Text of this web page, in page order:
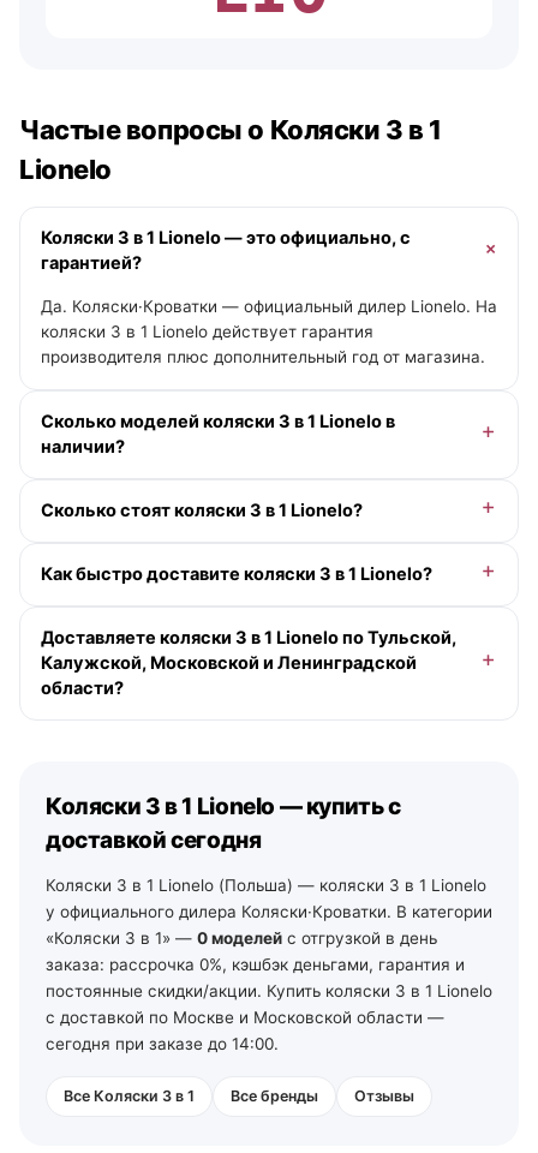
Частые вопросы о Коляски 3 в 1
Lionelo
Коляски 3 в 1 Lionelo — это официально, с
гарантией?
Да. Коляски·Кроватки — официальный дилер Lionelo. На
коляски 3 в 1 Lionelo действует гарантия
производителя плюс дополнительный год от магазина.
Сколько моделей коляски 3 в 1 Lionelo в
наличии?
Актуальные цены и помощь с выбором — у менеджера
Сколько стоят коляски 3 в 1 Lionelo?
деньгами. Точную цену под вашу комплектацию
Как быстро доставите коляски 3 в 1 Lionelo?
13:00 в будний день доставим сегодня (если в
наличии), позже — на ближайший рабочий день,
бесплатно от 10 000 ₽ в пределах МКАД. По Санкт-
Доставляете коляски 3 в 1 Lionelo по Тульской,
Калужской, Московской и Ленинградской
области?
Дзержинского, 35): самовывоз из зала на следующий
день после подтверждения заказа, доставка по городу
— от 490 ₽, по области — уточняйте у менеджеров. По
Ленинградской области — от 2 рабочих дней со своего
склада в Санкт-Петербурге (тел. +7 (812) 213-31-35).
Коляски 3 в 1 Lionelo — купить с
доставкой сегодня
Коляски 3 в 1 Lionelo (Польша) — коляски 3 в 1 Lionelo
у официального дилера Коляски·Кроватки. В категории
«Коляски 3 в 1» — 0 моделей с отгрузкой в день
заказа: рассрочка 0%, кэшбэк деньгами, гарантия и
постоянные скидки/акции. Купить коляски 3 в 1 Lionelo
с доставкой по Москве и Московской области —
сегодня при заказе до 14:00.
Все Коляски 3 в 1 Все бренды Отзывы